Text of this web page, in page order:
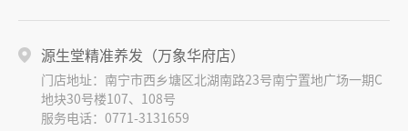
源生堂精准养发（万象华府店）
门店地址：南宁市西乡塘区北湖南路23号南宁置地广场一期C
地块30号楼107、108号
服务电话：0771-3131659